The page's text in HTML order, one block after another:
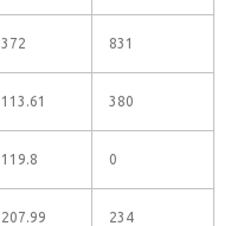
372 831
113.61 380
119.8 0
207.99 234